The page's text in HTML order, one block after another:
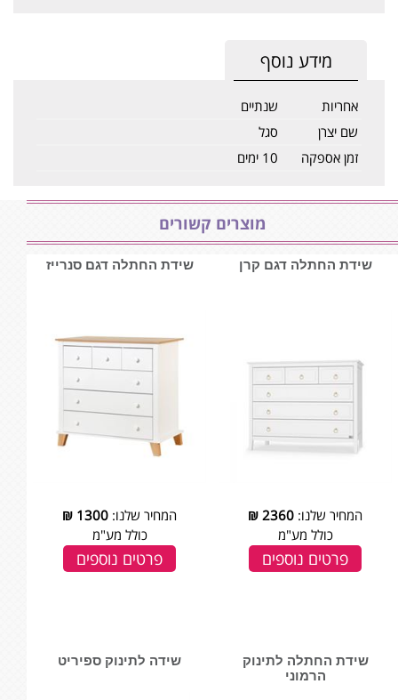
מידע נוסף
אחריות
שנתיים
שם יצרן
סגל
זמן אספקה
10 ימים
מוצרים קשורים
שידת החתלה דגם קרן
המחיר שלנו: 2360
₪
כולל מע"מ
פרטים נוספים
שידת החתלה דגם סנרייז
המחיר שלנו: 1300
₪
כולל מע"מ
פרטים נוספים
שידת החתלה לתינוק
הרמוני
שידה לתינוק ספיריט